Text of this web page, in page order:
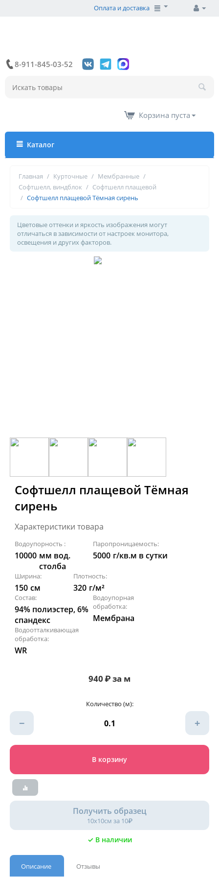
Оплата и доставка
8-911-845-03-52
Корзина пуста
Каталог
Главная / Курточные / Мембранные /
Софтшелл, виндблок / Софтшелл плащевой
/ Софтшелл плащевой Тёмная сирень
Цветовые оттенки и яркость изображения могут
отличаться в зависимости от настроек монитора,
освещения и других факторов.
Софтшелл плащевой Тёмная
сирень
Характеристики товара
Водоупорность :
10000 мм вод.
столба
Паропроницаемость:
5000 г/кв.м в сутки
Ширина:
150 см
Плотность:
320 г/м²
Состав:
94% полиэстер, 6%
спандекс
Водоупорная
обработка:
Мембрана
Водоотталкивающая
обработка:
WR
940₽за м
Количество (м):
− +
В корзину
Получить образец
10х10см за 10₽
✓ В наличии
Описание Отзывы